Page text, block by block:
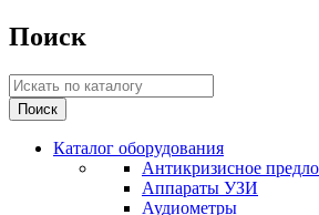
Поиск
Каталог оборудования
Антикризисное
Аппараты УЗИ
Аудиометры